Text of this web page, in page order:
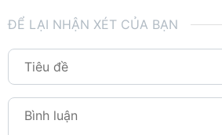
ĐỂ LẠI NHẬN XÉT CỦA BẠN